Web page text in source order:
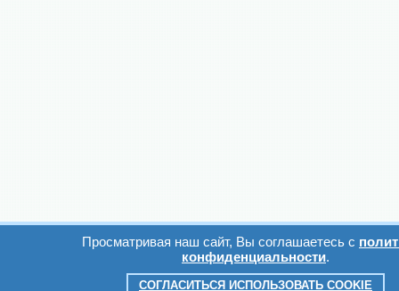
Просматривая наш сайт, Вы соглашаетесь с
конфиденциальности.
СОГЛАСИТЬСЯ ИСПОЛЬЗОВАТЬ COOKIE